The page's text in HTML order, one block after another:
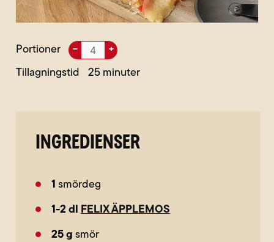
Portioner – +
Tillagningstid 25
INGREDIENSER
1 smördeg
1-2 dl FELIX ÄPPLEMOS
25 g smör